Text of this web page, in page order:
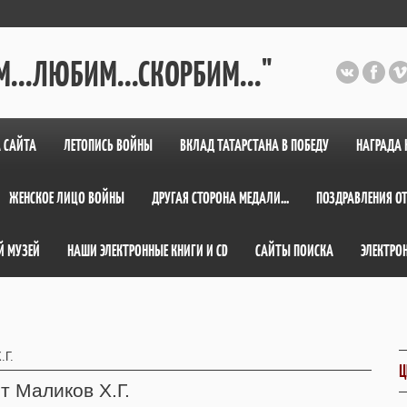
САЙТА ЛЕТОПИСЬ ВОЙНЫ ВКЛАД ТАТАРСТАНА В ПОБЕДУ НАГРАДА
ЖЕНСКОЕ ЛИЦО ВОЙНЫ ДРУГАЯ СТОРОНА МЕДАЛИ... ПОЗДРАВЛЕНИЯ
МУЗЕЙ НАШИ ЭЛЕКТРОННЫЕ КНИГИ И СD САЙТЫ ПОИСКА
Маликов Х.Г.